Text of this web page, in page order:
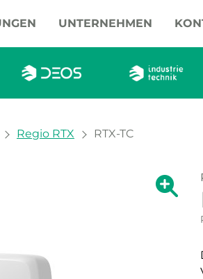
UNTERNEHMEN
Regio RTX RTX-TC
Zeige